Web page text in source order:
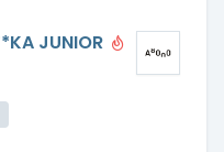
JUNIOR